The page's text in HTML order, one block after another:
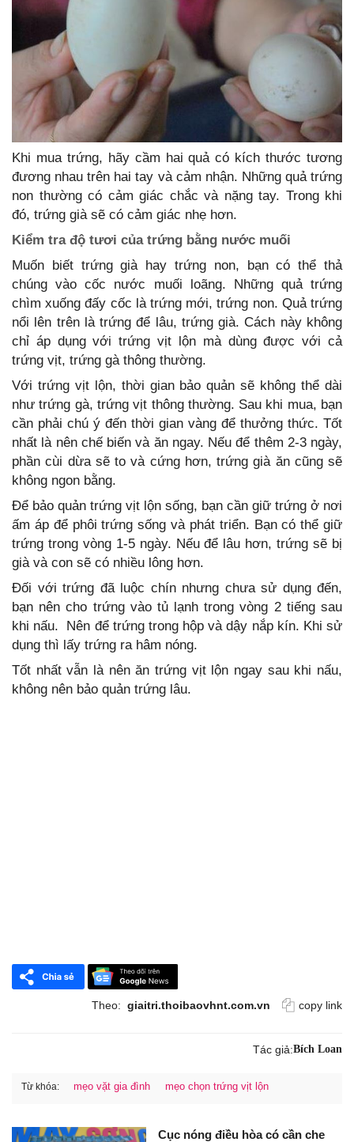
Khi mua trứng, hãy cầm hai quả có kích thước tương
đương nhau trên hai tay và cảm nhận. Những quả trứng
non thường có cảm giác chắc và nặng tay. Trong khi
đó, trứng già sẽ có cảm giác nhẹ hơn.
Kiểm tra độ tươi của trứng bằng nước muối
Muốn biết trứng già hay trứng non, bạn có thể thả
chúng vào cốc nước muối loãng. Những quả trứng
chìm xuống đấy cốc là trứng mới, trứng non. Quả trứng
nổi lên trên là trứng để lâu, trứng già. Cách này không
chỉ áp dụng với trứng vịt lộn mà dùng được với cả
trứng vịt, trứng gà thông thường.
Với trứng vịt lộn, thời gian bảo quản sẽ không thể dài
như trứng gà, trứng vịt thông thường. Sau khi mua, bạn
cần phải chú ý đến thời gian vàng để thưởng thức. Tốt
nhất là nên chế biến và ăn ngay. Nếu để thêm 2-3 ngày,
phần cùi dừa sẽ to và cứng hơn, trứng già ăn cũng sẽ
không ngon bằng.
Để bảo quản trứng vịt lộn sống, bạn cần giữ trứng ở nơi
ấm áp để phôi trứng sống và phát triển. Bạn có thể giữ
trứng trong vòng 1-5 ngày. Nếu để lâu hơn, trứng sẽ bị
già và con sẽ có nhiều lông hơn.
Đối với trứng đã luộc chín nhưng chưa sử dụng đến,
bạn nên cho trứng vào tủ lạnh trong vòng 2 tiếng sau
khi nấu. Nên để trứng trong hộp và dậy nắp kín. Khi sử
dụng thì lấy trứng ra hâm nóng.
Tốt nhất vẫn là nên ăn trứng vịt lộn ngay sau khi nấu,
không nên bảo quản trứng lâu.
Theo: giaitri.thoibaovhnt.com.vn copy link
Tác giả:Bích Loan
Từ khóa: mẹo vặt gia đình mẹo chọn trứng vịt lộn
Cục nóng điều hòa có cần che